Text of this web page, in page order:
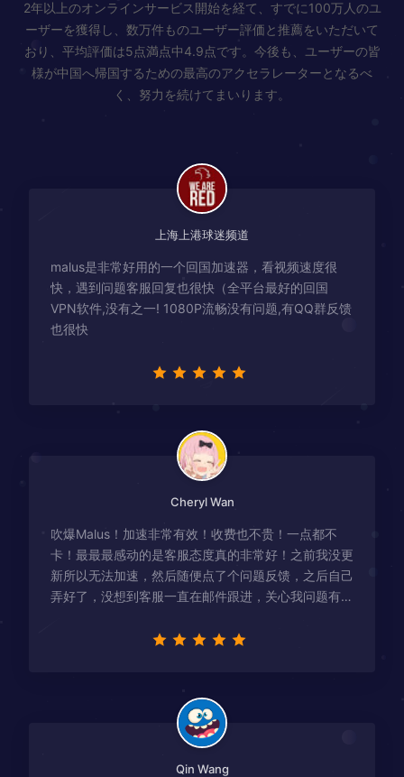
2年以上のオンラインサービス開始を経て、すでに100万人のユ
ーザーを獲得し、数万件ものユーザー評価と推薦をいただいて
おり、平均評価は5点満点中4.9点です。今後も、ユーザーの皆
様が中国へ帰国するための最高のアクセラレーターとなるべ
く、努力を続けてまいります。
上海上港球迷频道
malus是非常好用的一个回国加速器，看视频速度很
快，遇到问题客服回复也很快（全平台最好的回国
VPN软件,没有之一! 1080P流畅没有问题,有QQ群反馈
也很快
Cheryl Wan
吹爆Malus！加速非常有效！收费也不贵！一点都不
卡！最最最感动的是客服态度真的非常好！之前我没更
新所以无法加速，然后随便点了个问题反馈，之后自己
弄好了，没想到客服一直在邮件跟进，关心我问题有没
Qin Wang